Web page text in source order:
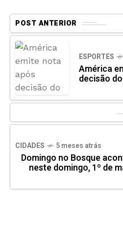
POST ANTERIOR
ESPORTES
América
decisão
CIDADES 5 meses atrás
Domingo no Bosque
neste domingo, 1º de